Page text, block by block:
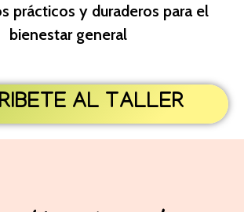
prácticos y duraderos para el
bienestar general
AL TALLER